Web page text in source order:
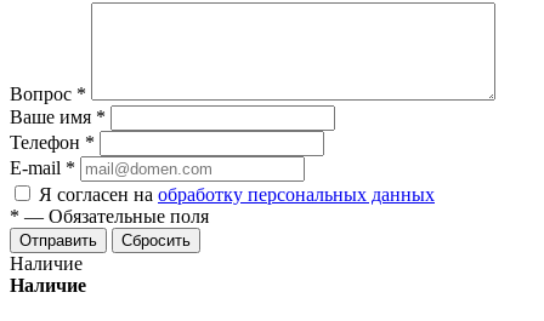
Вопрос *
Ваше имя *
Телефон *
E-mail *
Я согласен на обработку персональных данных
* — Обязательные поля
Отправить Сбросить
Наличие
Наличие